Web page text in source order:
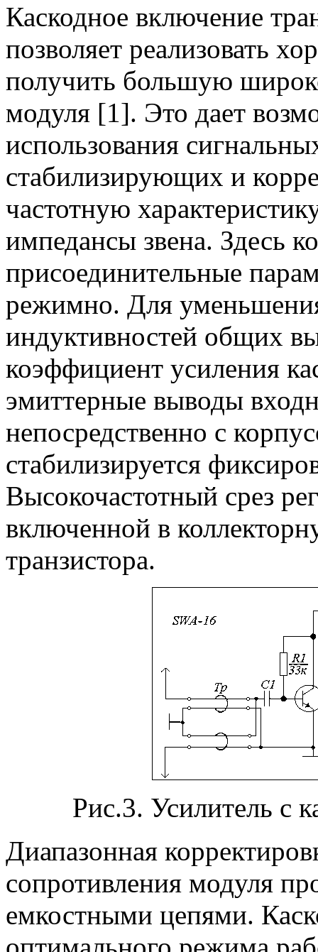
Каскодное включение
позволяет реализовать
получить большую
модуля [1]. Это дает
использования
стабилизирующих и
частотную
импедансы звена. Здесь
присоединительные
режимно. Для
индуктивностей общих
коэффициент усиления
эмиттерные выводы
непосредственно с
стабилизируется
Высокочастотный срез
включенной в
транзистора.
Рис.3. Усилитель с
Диапазонная
сопротивления модуля
емкостными цепями.